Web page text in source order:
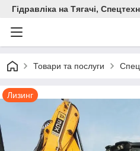
Гідравліка на Тягачі,
Товари та послуги
Лизинг